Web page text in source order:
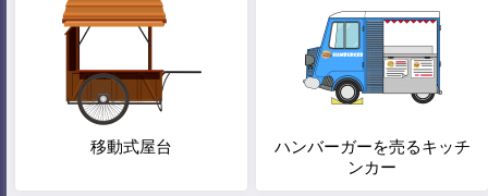
移動式屋台
ハンバーガーを売るキッチ
ンカー